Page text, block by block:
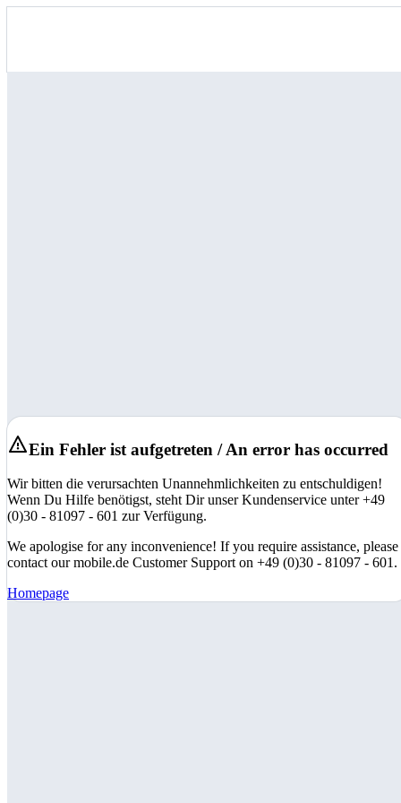
Ein Fehler ist aufgetreten / An error has occurred
Wir bitten die verursachten Unannehmlichkeiten zu entschuldigen!
Wenn Du Hilfe benötigst, steht Dir unser Kundenservice unter +49
(0)30 - 81097 - 601 zur Verfügung.
We apologise for any inconvenience! If you require assistance, please
contact our mobile.de Customer Support on +49 (0)30 - 81097 - 601.
Homepage